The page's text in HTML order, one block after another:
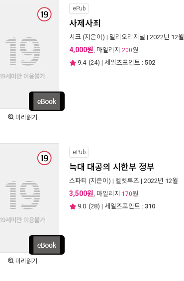
미리읽기
ePub
사제사죄
시크 (지은이) | 밀리오리지널 | 2022년 12월
4,000원, 마일리지 200원
9.4 (24) | 세일즈포인트 : 502
미리읽기
ePub
늑대 대공의 시한부 정부
스파티 (지은이) | 벨벳루즈 | 2022년 12월
3,500원, 마일리지 170원
9.0 (28) | 세일즈포인트 : 310